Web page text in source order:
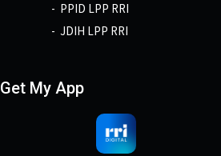
PPID LPP RRI
JDIH LPP RRI
Get My App